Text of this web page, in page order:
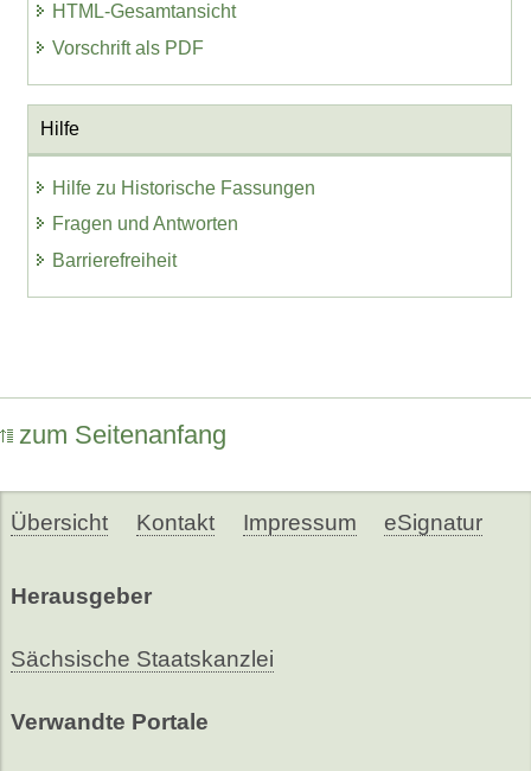
HTML-Gesamtansicht
Vorschrift als PDF
Hilfe
Hilfe zu Historische Fassungen
Fragen und Antworten
Barrierefreiheit
zum Seitenanfang
Übersicht Kontakt Impressum eSignatur
Herausgeber
Sächsische Staatskanzlei
Verwandte Portale